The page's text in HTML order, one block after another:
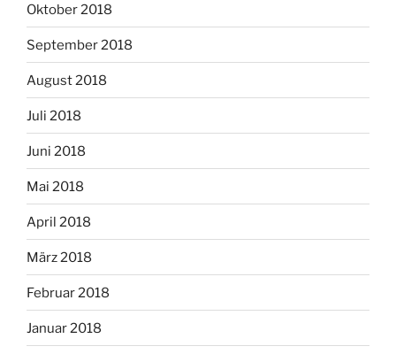
Oktober 2018
September 2018
August 2018
Juli 2018
Juni 2018
Mai 2018
April 2018
März 2018
Februar 2018
Januar 2018